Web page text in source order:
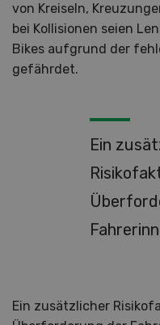
von Kreiseln,
bei Kollisionen seien
Bikes aufgrund der
gefährdet.
Ein
Ein zusätzlicher